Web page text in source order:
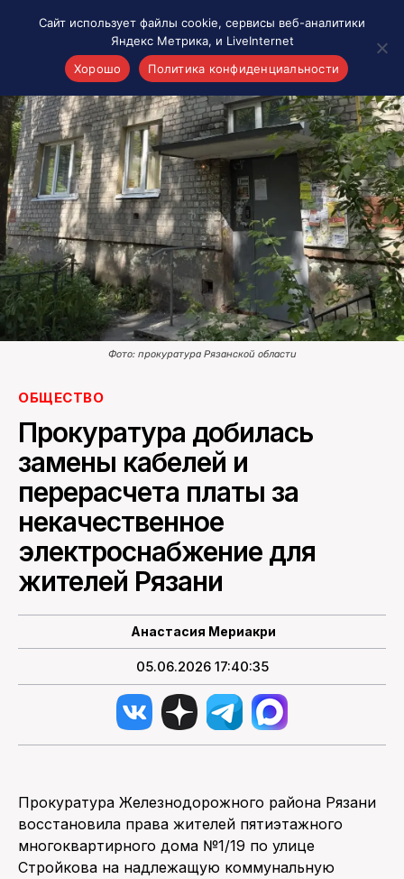
Акценты
Материалы о Рязани и области
Проекты 7 инфо
Здоровье
Интересное
Новости кино и ТВ
Новости России
Политика
Новости мира
Все материалы 7инфо
ПОИСК ПО САЙТУ
Фото: прокуратура Рязанской области
ОБЩЕСТВО
Прокуратура добилась
замены кабелей и
перерасчета платы за
некачественное
электроснабжение для
жителей Рязани
Анастасия Мериакри
05.06.2026 17:40:35
Прокуратура Железнодорожного района Рязани
восстановила права жителей пятиэтажного
многоквартирного дома №1/19 по улице
Стройкова на надлежащую коммунальную
Сайт использует файлы cookie, сервисы веб-аналитики
Яндекс Метрика, и LiveInternet
Хорошо
Политика конфиденциальности